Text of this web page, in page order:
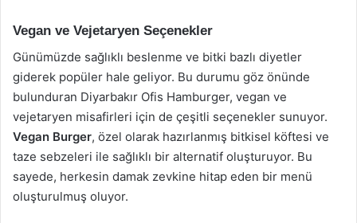
Vegan ve Vejetaryen Seçenekler
Günümüzde sağlıklı beslenme ve bitki bazlı diyetler
giderek popüler hale geliyor. Bu durumu göz önünde
bulunduran Diyarbakır Ofis Hamburger, vegan ve
vejetaryen misafirleri için de çeşitli seçenekler sunuyor.
Vegan Burger, özel olarak hazırlanmış bitkisel köftesi ve
taze sebzeleri ile sağlıklı bir alternatif oluşturuyor. Bu
sayede, herkesin damak zevkine hitap eden bir menü
oluşturulmuş oluyor.